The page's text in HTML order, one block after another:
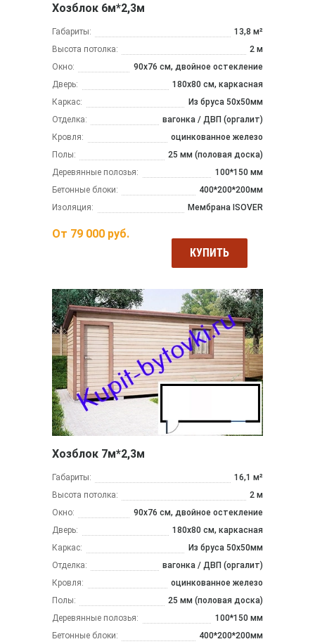
Хозблок 6м*2,3м
Габариты:
13,8 м²
Высота потолка:
2 м
Окно:
90х76 см, двойное остекление
Дверь:
180х80 см, каркасная
Каркас:
Из бруса 50x50мм
Отделка:
вагонка / ДВП (оргалит)
Кровля:
оцинкованное железо
Полы:
25 мм (половая доска)
Деревянные полозья:
100*150 мм
Бетонные блоки:
400*200*200мм
Изоляция:
Мембрана ISOVER
От 79 000 руб.
КУПИТЬ
Хозблок 7м*2,3м
Габариты:
16,1 м²
Высота потолка:
2 м
Окно:
90х76 см, двойное остекление
Дверь:
180х80 см, каркасная
Каркас:
Из бруса 50x50мм
Отделка:
вагонка / ДВП (оргалит)
Кровля:
оцинкованное железо
Полы:
25 мм (половая доска)
Деревянные полозья:
100*150 мм
Бетонные блоки:
400*200*200мм